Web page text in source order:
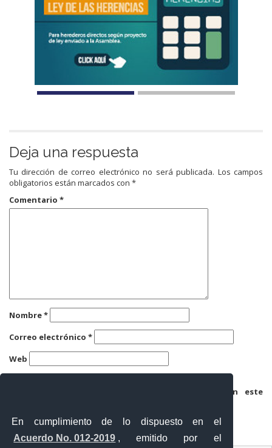
En cumplimiento de lo dispuesto en el
Acuerdo No. 012-2019 , emitido por el
Deja una respuesta
Tu dirección de correo electrónico no será publicada. Los campos
obligatorios están marcados con *
Comentario *
Nombre*
Correo electrónico *
Web
Guarda mi nombre, correo electrónico y web en este